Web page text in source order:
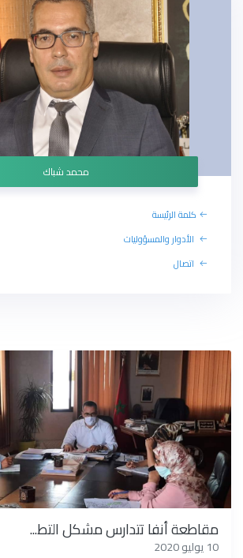
محمد شباك
كلمة الرئيسة
الأدوار والمسؤوليات
اتصال
مقاطعة أنفا تتدارس مشكل التط...
10 يوليو 2020